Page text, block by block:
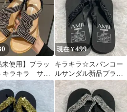
未使用】ブラッ
キラキラ サン
ラック かかとゴ
現在 ¥499
キラキラ☆スパンコー
ルサンダル新品ブラッ
ク37サイズ